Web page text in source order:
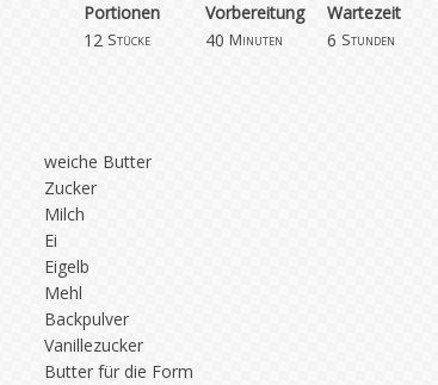
Portionen
Vorbereitung
12 Stücke 40 Minuten
Wartezeit
6 Stunden
weiche Butter
Zucker
Milch
Ei
Eigelb
Mehl
Backpulver
Vanillezucker
Butter für die Form